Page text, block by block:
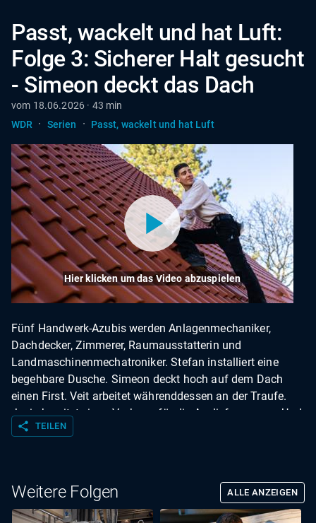
Passt, wackelt und hat Luft:
Folge 3: Sicherer Halt gesucht
- Simeon deckt das Dach
vom 18.06.2026 · 43 min
WDR
· Serien · Passt, wackelt und hat Luft
Hier klicken um das Video abzuspielen
Fünf Handwerk-Azubis werden Anlagenmechaniker,
Dachdecker, Zimmerer, Raumausstatterin und
Landmaschinenmechatroniker. Stefan installiert eine
begehbare Dusche. Simeon deckt hoch auf dem Dach
einen First. Veit arbeitet währenddessen an der Traufe.
Josie bereitet einen Vorhang für die Auslieferung vor. Und
Jannis repariert einen streikenden Mähdrescher.
share TEILEN
Weitere Folgen ALLE ANZEIGEN